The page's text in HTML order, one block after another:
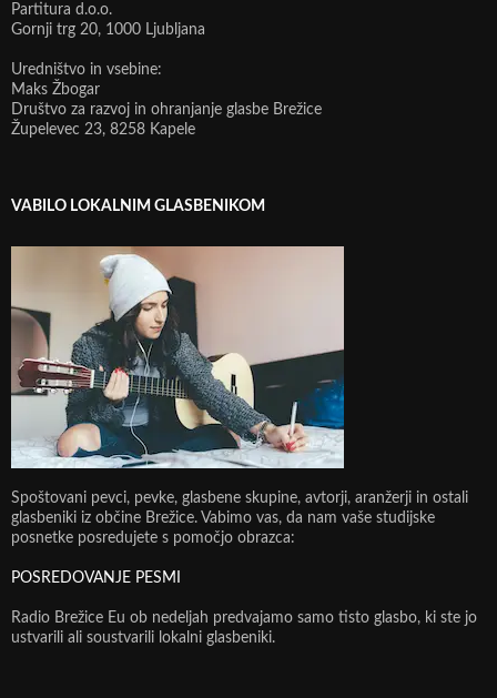
Partitura d.o.o.
Gornji trg 20, 1000 Ljubljana
Uredništvo in vsebine:
Maks Žbogar
Društvo za razvoj in ohranjanje glasbe Brežice
Župelevec 23, 8258 Kapele
VABILO LOKALNIM GLASBENIKOM
Spoštovani pevci, pevke, glasbene skupine, avtorji, aranžerji in ostali
glasbeniki iz občine Brežice. Vabimo vas, da nam vaše studijske
posnetke posredujete s pomočjo obrazca:
POSREDOVANJE PESMI
Radio Brežice Eu ob nedeljah predvajamo samo tisto glasbo, ki ste jo
ustvarili ali soustvarili lokalni glasbeniki.